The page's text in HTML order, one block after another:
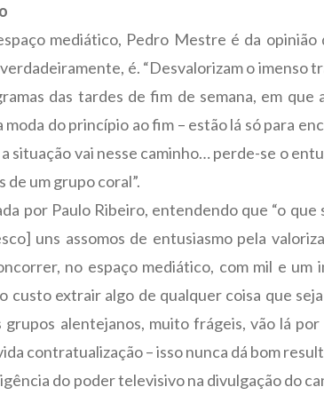
mediático, Pedro Mestre é da
é. “Desvalorizam o imenso
das tardes de fim de semana, em
do princípio ao fim – estão lá só para
situação vai nesse caminho… perde-se o
um grupo coral”.
por Paulo Ribeiro, entendendo que “o
uns assomos de entusiasmo pela
no espaço mediático, com mil e um
custo extrair algo de qualquer coisa que
alentejanos, muito frágeis, vão lá
contratualização – isso nunca dá bom
do poder televisivo na divulgação do